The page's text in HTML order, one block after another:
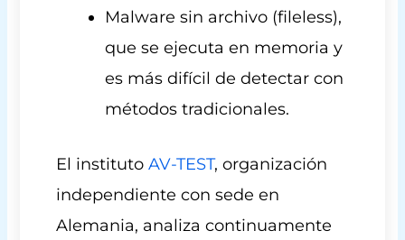
Malware sin archivo (fileless),
que se ejecuta en memoria y
es más difícil de detectar con
métodos tradicionales.
El institutoAV-TEST, organización
independiente con sede en
Alemania, analiza continuamente